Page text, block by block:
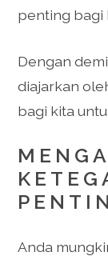
penting bagi
Dengan
diajarkan
bagi kita
Anda